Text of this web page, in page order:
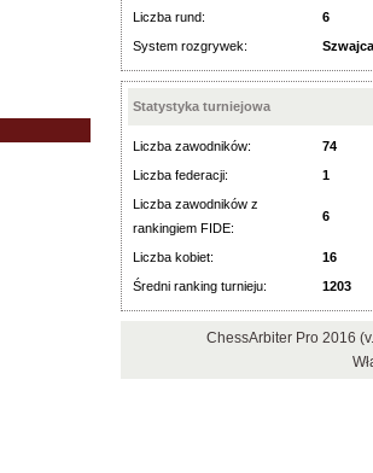
Liczba rund:
6
System rozgrywek:
Statystyka turniejowa
Liczba zawodników:
74
Liczba federacji:
1
Liczba zawodników z
rankingiem FIDE:
6
Liczba kobiet:
16
Średni ranking turnieju:
1203
ChessArbiter Pro 2016